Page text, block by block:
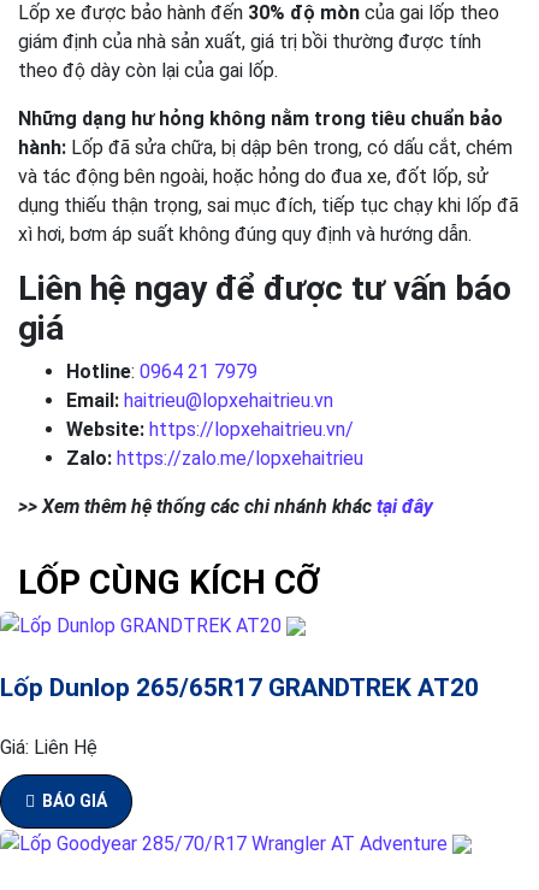
Lốp xe được bảo hành đến 30% độ mòn của gai lốp theo
giám định của nhà sản xuất, giá trị bồi thường được tính
theo độ dày còn lại của gai lốp.
Những dạng hư hỏng không nằm trong tiêu chuẩn bảo
hành: Lốp đã sửa chữa, bị dập bên trong, có dấu cắt, chém
và tác động bên ngoài, hoặc hỏng do đua xe, đốt lốp, sử
dụng thiếu thận trọng, sai mục đích, tiếp tục chạy khi lốp đã
xì hơi, bơm áp suất không đúng quy định và hướng dẫn.
Liên hệ ngay để được tư vấn báo
giá
Hotline: 0964 21 7979
Email: haitrieu@lopxehaitrieu.vn
Website: https://lopxehaitrieu.vn/
Zalo: https://zalo.me/lopxehaitrieu
>> Xem thêm hệ thống các chi nhánh khác tại đây
LỐP CÙNG KÍCH CỠ
Lốp Dunlop 265/65R17 GRANDTREK AT20
Giá: Liên Hệ
BÁO GIÁ